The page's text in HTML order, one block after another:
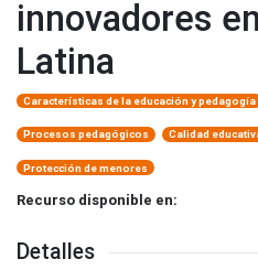
innovadores
Latina
Características de la educación y pedagogía
Procesos pedagógicos Calidad
Protección de menores
Recurso disponible en:
Detalles